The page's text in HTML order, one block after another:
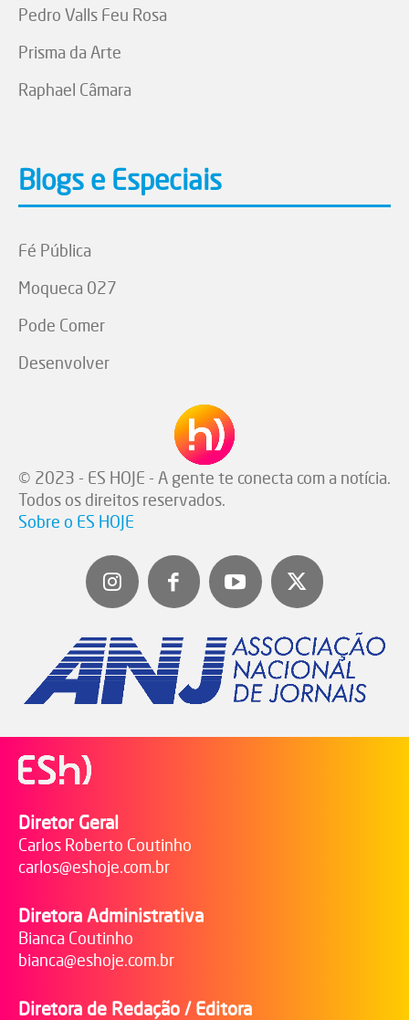
Pedro Valls Feu Rosa
Prisma da Arte
Raphael Câmara
Blogs e Especiais
Fé Pública
Moqueca 027
Pode Comer
Desenvolver
© 2023 - ES HOJE - A gente te conecta com a notícia.
Todos os direitos reservados.
Sobre o ES HOJE
Diretor Geral
Carlos Roberto Coutinho
carlos@eshoje.com.br
Diretora Administrativa
Bianca Coutinho
bianca@eshoje.com.br
Diretora de Redação / Editora